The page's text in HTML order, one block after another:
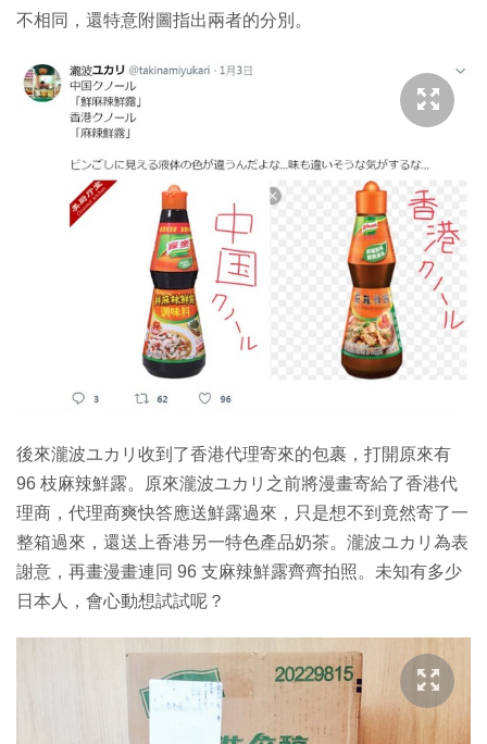
不相同，還特意附圖指出兩者的分別。
後來瀧波ユカリ收到了香港代理寄來的包裹，打開原來有
96 枝麻辣鮮露。原來瀧波ユカリ之前將漫畫寄給了香港代
理商，代理商爽快答應送鮮露過來，只是想不到竟然寄了一
整箱過來，還送上香港另一特色產品奶茶。瀧波ユカリ為表
謝意，再畫漫畫連同 96 支麻辣鮮露齊齊拍照。未知有多少
日本人，會心動想試試呢？